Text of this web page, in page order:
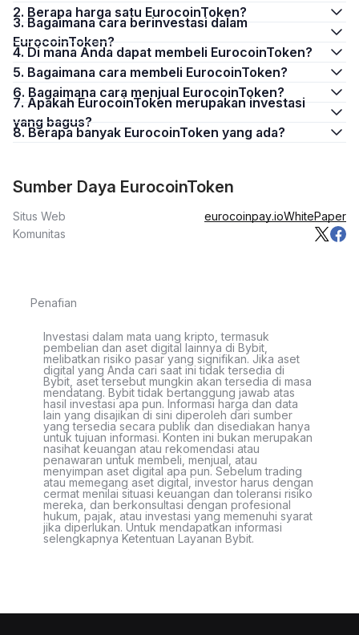
2. Berapa harga satu EurocoinToken?
3. Bagaimana cara berinvestasi dalam
EurocoinToken?
4. Di mana Anda dapat membeli EurocoinToken?
5. Bagaimana cara membeli EurocoinToken?
6. Bagaimana cara menjual EurocoinToken?
7. Apakah EurocoinToken merupakan investasi
yang bagus?
8. Berapa banyak EurocoinToken yang ada?
Sumber Daya EurocoinToken
Situs Web eurocoinpay.ioWhitePaper
Komunitas
Penafian
Investasi dalam mata uang kripto, termasuk
pembelian dan aset digital lainnya di Bybit,
melibatkan risiko pasar yang signifikan. Jika aset
digital yang Anda cari saat ini tidak tersedia di
Bybit, aset tersebut mungkin akan tersedia di masa
mendatang. Bybit tidak bertanggung jawab atas
hasil investasi apa pun. Informasi harga dan data
lain yang disajikan di sini diperoleh dari sumber
yang tersedia secara publik dan disediakan hanya
untuk tujuan informasi. Konten ini bukan merupakan
nasihat keuangan atau rekomendasi atau
penawaran untuk membeli, menjual, atau
menyimpan aset digital apa pun. Sebelum trading
atau memegang aset digital, investor harus dengan
cermat menilai situasi keuangan dan toleransi risiko
mereka, dan berkonsultasi dengan profesional
hukum, pajak, atau investasi yang memenuhi syarat
jika diperlukan. Untuk mendapatkan informasi
selengkapnya Ketentuan Layanan Bybit.